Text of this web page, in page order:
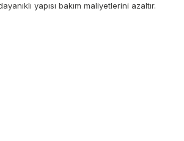
yapısı bakım maliyetlerini azaltır.